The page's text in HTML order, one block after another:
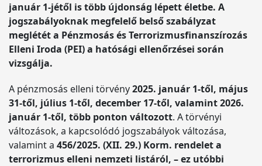
január 1-jétől is több újdonság lépett életbe. A
jogszabályoknak megfelelő belső szabályzat
meglétét a Pénzmosás és Terrorizmusfinanszírozás
Elleni Iroda (PEI) a hatósági ellenőrzései során
vizsgálja.
A pénzmosás elleni törvény2025. január 1-től, május
31-től, július 1-től, december 17-től, valamint 2026.
január 1-től, több ponton változott. A törvényi
változások, a kapcsolódó jogszabályok változása,
valamint a 456/2025. (XII. 29.) Korm. rendelet a
terrorizmus elleni nemzeti listáról, – ez utóbbi